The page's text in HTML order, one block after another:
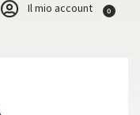
Il mio account 0